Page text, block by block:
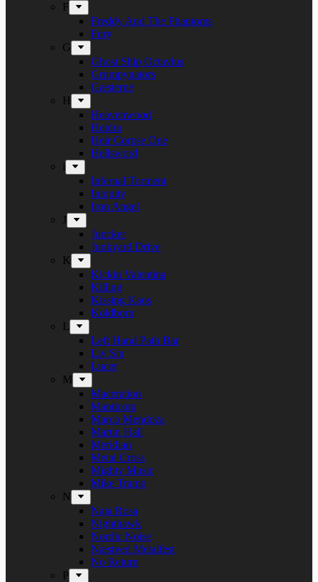
F
Freddy And The Phantoms
Fury
G
Ghost Ship Octavius
Grumpynators
Gæsterne
H
Heavenwood
Heidra
Heir Corpse One
Hellsword
i
Infernal Torment
Iniquity
Iron Angel
J
Juncker
Junkyard Drive
K
Kickin Valentina
Killing
Kissing Kaos
Koldborn
L
Left Hand Path Bar
Liv Sin
Lucer
M
Maceration
Manticora
Marco Mendoza
Martin Hall
Meridian
Metal Cross
Mighty Music
Mike Tramp
N
Naja Rosa
Nighthawk
Nordic Noise
Næstved Metalfest
No Return
P